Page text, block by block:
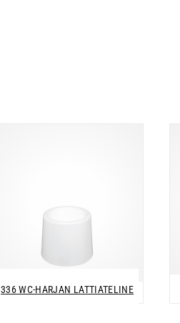
336 WC-HARJAN LATTIATELINE